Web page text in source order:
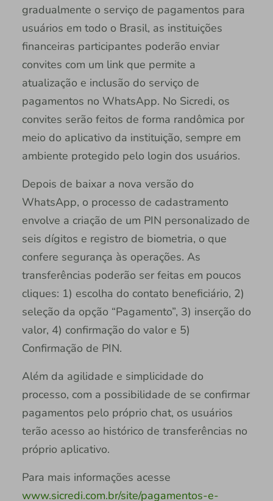
gradualmente o serviço de pagamentos para
usuários em todo o Brasil, as instituições
financeiras participantes poderão enviar
convites com um link que permite a
atualização e inclusão do serviço de
pagamentos no WhatsApp. No Sicredi, os
convites serão feitos de forma randômica por
meio do aplicativo da instituição, sempre em
ambiente protegido pelo login dos usuários.
Depois de baixar a nova versão do
WhatsApp, o processo de cadastramento
envolve a criação de um PIN personalizado de
seis dígitos e registro de biometria, o que
confere segurança às operações. As
transferências poderão ser feitas em poucos
cliques: 1) escolha do contato beneficiário, 2)
seleção da opção “Pagamento”, 3) inserção do
valor, 4) confirmação do valor e 5)
Confirmação de PIN.
Além da agilidade e simplicidade do
processo, com a possibilidade de se confirmar
pagamentos pelo próprio chat, os usuários
terão acesso ao histórico de transferências no
próprio aplicativo.
Para mais informações acesse
www.sicredi.com.br/site/pagamentos-e-